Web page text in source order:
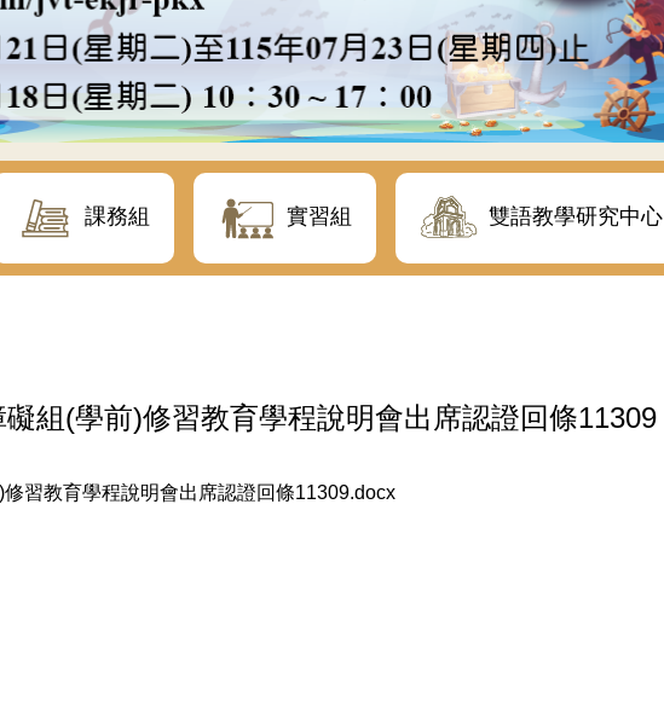
課務組 實習組 雙語教學研究中心
組(學前)修習教育學程說明會出席認證回條11309
習教育學程說明會出席認證回條11309.docx